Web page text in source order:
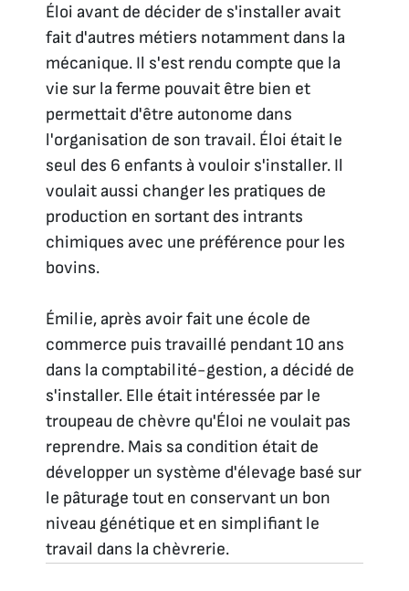
Éloi avant de décider de s'installer avait
fait d'autres métiers notamment dans la
mécanique. Il s'est rendu compte que la
vie sur la ferme pouvait être bien et
permettait d'être autonome dans
l'organisation de son travail. Éloi était le
seul des 6 enfants à vouloir s'installer. Il
voulait aussi changer les pratiques de
production en sortant des intrants
chimiques avec une préférence pour les
bovins.
Émilie, après avoir fait une école de
commerce puis travaillé pendant 10 ans
dans la comptabilité-gestion, a décidé de
s'installer. Elle était intéressée par le
troupeau de chèvre qu'Éloi ne voulait pas
reprendre. Mais sa condition était de
développer un système d'élevage basé sur
le pâturage tout en conservant un bon
niveau génétique et en simplifiant le
travail dans la chèvrerie.